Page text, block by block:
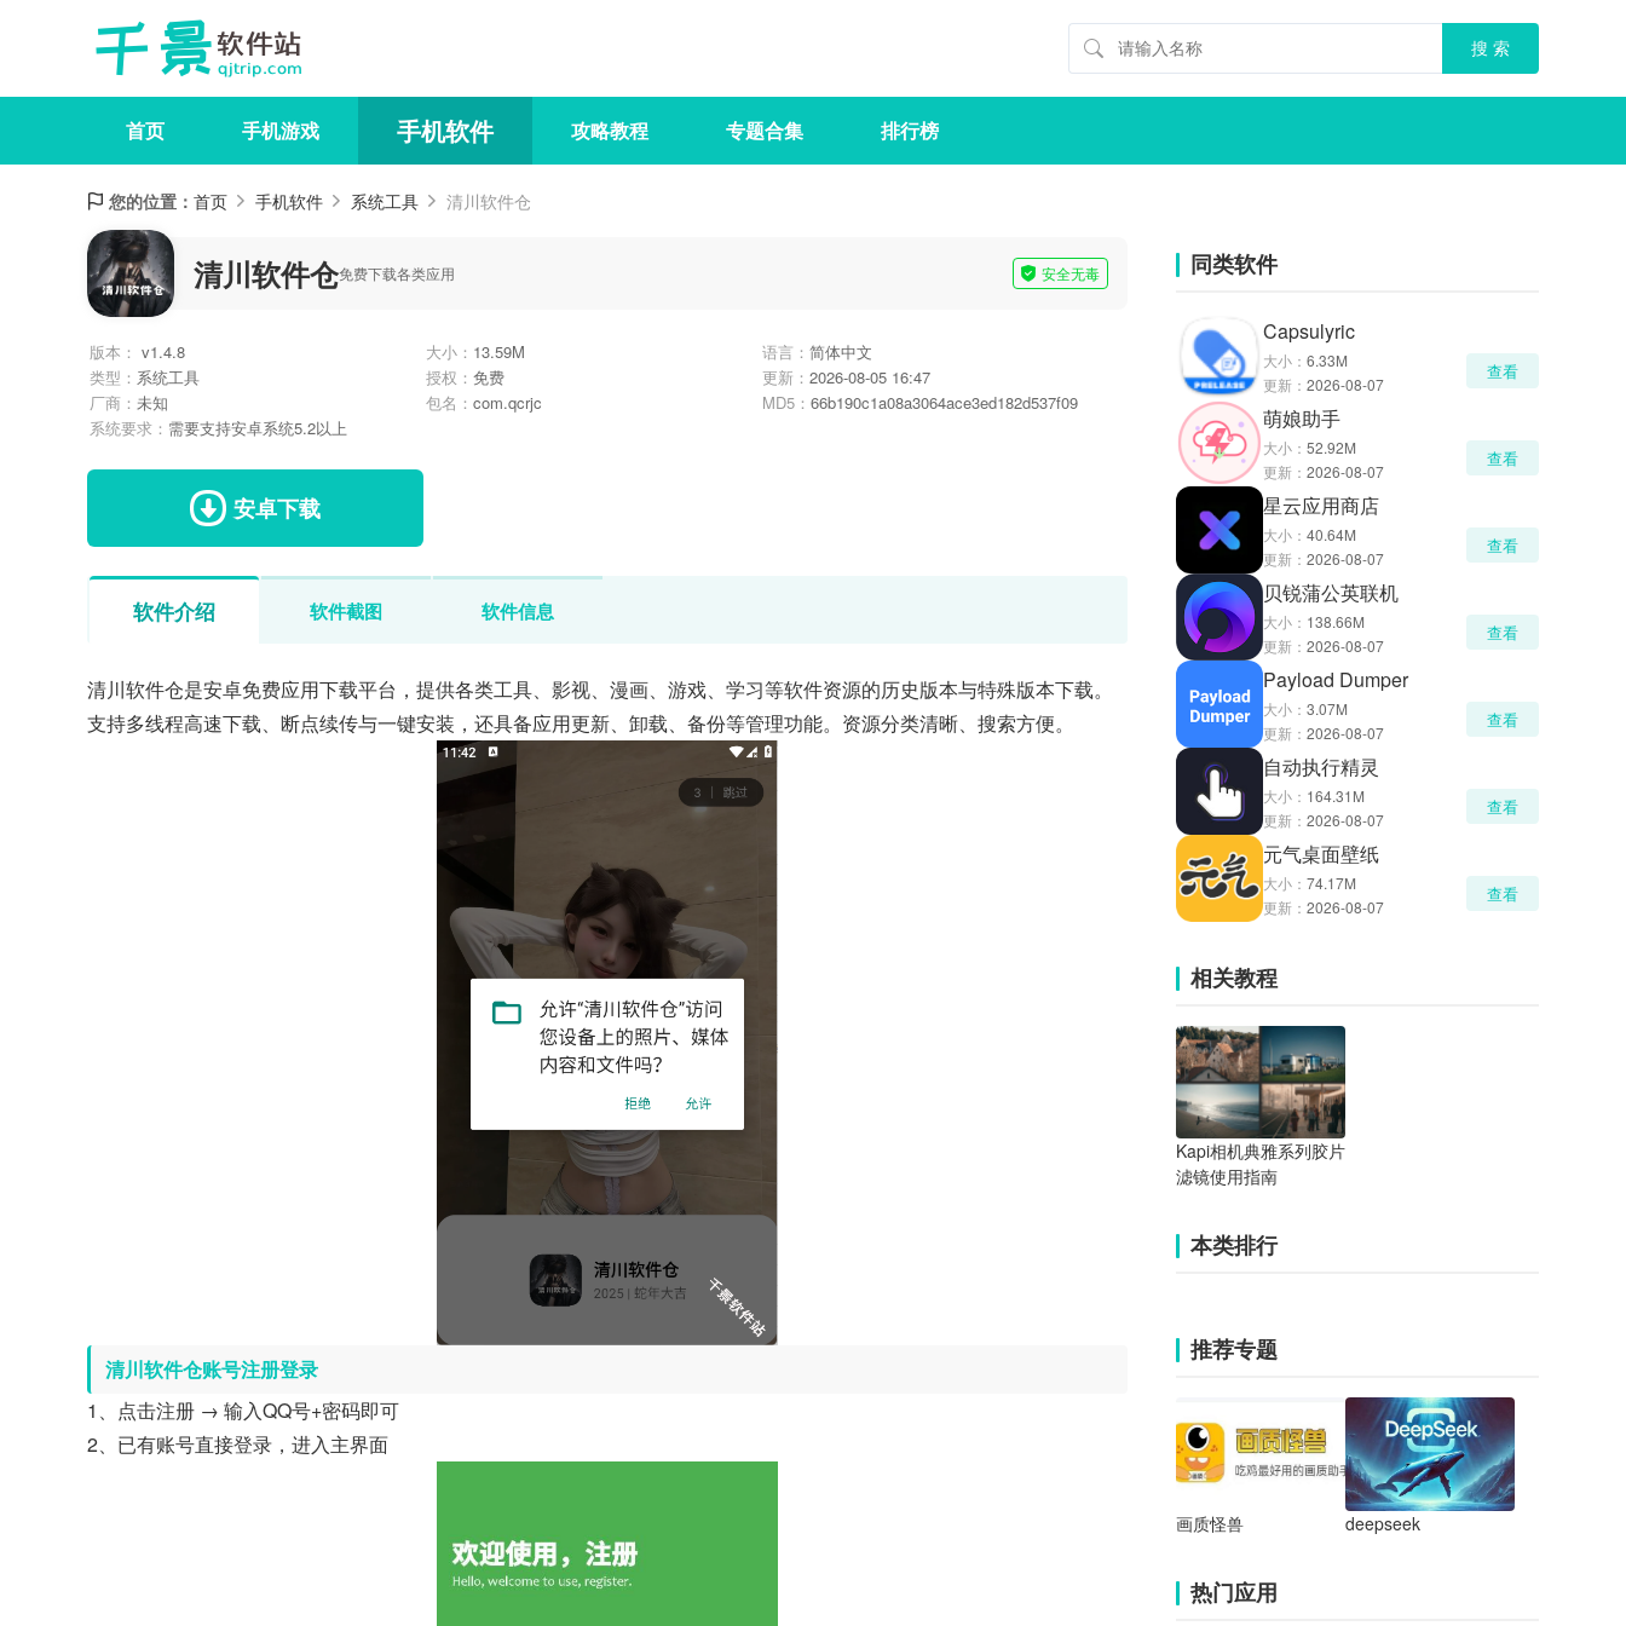
首页 手机游戏 手机软件 攻略教程 专题合集 排行榜
您的位置： 首页 手机软件 系统工具 清川软件仓
清川软件仓免费下载各类应用 安全无毒
版本： v1.4.8 大小： 13.59M 语言： 简体中文
类型： 系统工具 授权： 免费 更新： 2026-08-05 16:47
厂商： 未知 包名： com.qcrjc MD5： 66b190c1a08a3064ace3ed182d537f09
系统要求： 需要支持安卓系统5.2以上
安卓下载
软件介绍 软件截图 软件信息
清川软件仓是安卓免费应用下载平台，提供各类工具、影视、漫画、游戏、学习等软件资源的历史版本与特殊版本下载。
支持多线程高速下载、断点续传与一键安装，还具备应用更新、卸载、备份等管理功能。资源分类清晰、搜索方便。
清川软件仓账号注册登录
1、点击注册 → 输入QQ号+密码即可
2、已有账号直接登录，进入主界面
同类软件
Capsulyric
大小： 6.33M
更新： 2026-08-07
查看
萌娘助手
大小： 52.92M
更新： 2026-08-07
查看
星云应用商店
大小： 40.64M
更新： 2026-08-07
查看
贝锐蒲公英联机
大小： 138.66M
更新： 2026-08-07
查看
Payload Dumper
大小： 3.07M
更新： 2026-08-07
查看
自动执行精灵
大小： 164.31M
更新： 2026-08-07
查看
元气桌面壁纸
大小： 74.17M
更新： 2026-08-07
查看
相关教程
Kapi相机典雅系列胶片
滤镜使用指南
本类排行
推荐专题
画质怪兽 deepseek
热门应用